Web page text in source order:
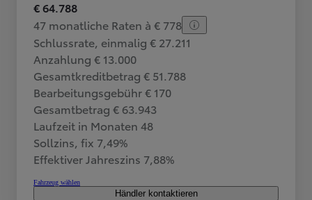
€ 64.788
47 monatliche Raten à € 778
Schlussrate, einmalig € 27.211
Anzahlung € 13.000
Gesamtkreditbetrag € 51.788
Bearbeitungsgebühr € 170
Gesamtbetrag € 63.943
Laufzeit in Monaten 48
Sollzins, fix 7,49%
Effektiver Jahreszins 7,88%
Fahrzeug wählen
Händler kontaktieren